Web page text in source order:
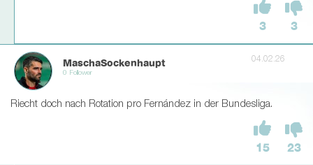
3 3
MaschaSockenhaupt
0 Follower
04.02.26
Riecht doch nach Rotation pro Fernández in der Bundesliga.
15 23